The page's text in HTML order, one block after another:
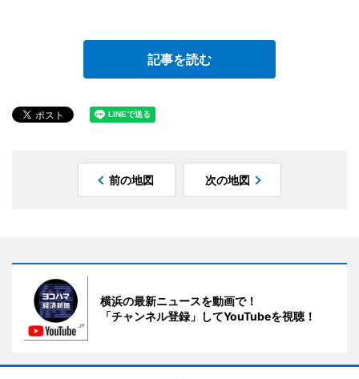
記事を読む
前の地図 次の地図
横浜の最新ニュースを動画で！
「チャンネル登録」してYouTubeを視聴！